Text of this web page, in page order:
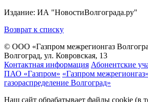
Издание: ИА "НовостиВолгограда.ру"
Возврат к списку
© ООО «Газпром межрегионгаз
Волгоград, ул. Ковровская, 13
Контактная информация Абонентские
ПАО «Газпром» «Газпром межрегионгаз»
газораспределение Волгоград»
Наш сайт обрабатывает файлы cookie (в